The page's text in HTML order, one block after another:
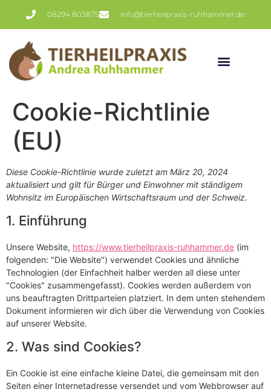
08294 803875 info@tierheilpraxis-ruhhammer.de
Cookie-Richtlinie
(EU)
Diese Cookie-Richtlinie wurde zuletzt am März 20, 2024
aktualisiert und gilt für Bürger und Einwohner mit ständigem
Wohnsitz im Europäischen Wirtschaftsraum und der Schweiz.
1. Einführung
Unsere Website, https://www.tierheilpraxis-ruhhammer.de (im
folgenden: "Die Website") verwendet Cookies und ähnliche
Technologien (der Einfachheit halber werden all diese unter
"Cookies" zusammengefasst). Cookies werden außerdem von
uns beauftragten Drittparteien platziert. In dem unten stehendem
Dokument informieren wir dich über die Verwendung von Cookies
auf unserer Website.
2. Was sind Cookies?
Ein Cookie ist eine einfache kleine Datei, die gemeinsam mit den
Seiten einer Internetadresse versendet und vom Webbrowser auf